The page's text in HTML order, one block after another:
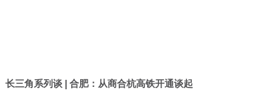
长三角系列谈 | 合肥：从商合杭高铁开通谈起